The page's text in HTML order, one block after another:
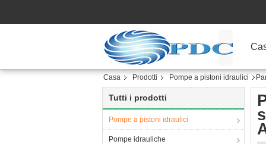
Casa Prodotti Pompe a pistoni idraulici
Tutti i prodotti
Pompe a pistoni idraulici
Pompe idrauliche